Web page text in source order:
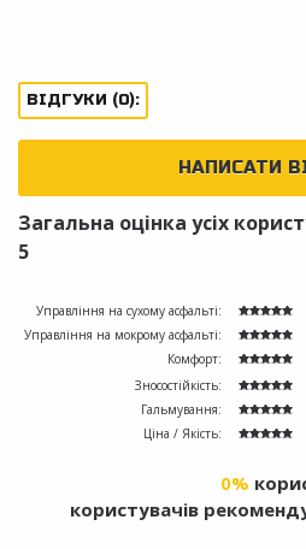
ВІДГУКИ (0):
НАПИСАТИ
Загальна оцінка усіх
5
Управління на сухому асфальті:
Управління на мокрому асфальті:
Комфорт:
Зносостійкість:
Гальмування:
Ціна / Якість:
0%
користувачів